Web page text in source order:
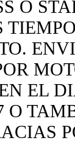
O
EL
O